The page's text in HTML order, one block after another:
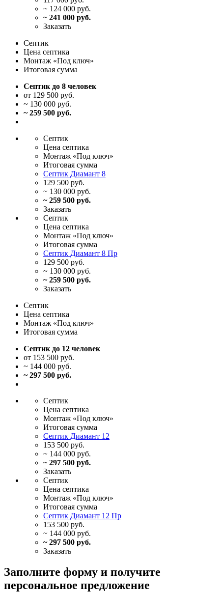
~ 124 000 руб.
~ 241 000 руб.
Заказать
Септик
Цена септика
Монтаж «Под ключ»
Итоговая сумма
Септик до 8 человек
от 129 500 руб.
~ 130 000 руб.
~ 259 500 руб.
Септик
Цена септика
Монтаж «Под ключ»
Итоговая сумма
Септик Диамант 8
129 500 руб.
~ 130 000 руб.
~ 259 500 руб.
Заказать
Септик
Цена септика
Монтаж «Под ключ»
Итоговая сумма
Септик Диамант 8 Пр
129 500 руб.
~ 130 000 руб.
~ 259 500 руб.
Заказать
Септик
Цена септика
Монтаж «Под ключ»
Итоговая сумма
Септик до 12 человек
от 153 500 руб.
~ 144 000 руб.
~ 297 500 руб.
Септик
Цена септика
Монтаж «Под ключ»
Итоговая сумма
Септик Диамант 12
153 500 руб.
~ 144 000 руб.
~ 297 500 руб.
Заказать
Септик
Цена септика
Монтаж «Под ключ»
Итоговая сумма
Септик Диамант 12 Пр
153 500 руб.
~ 144 000 руб.
~ 297 500 руб.
Заказать
Заполните форму и получите
персональное предложение